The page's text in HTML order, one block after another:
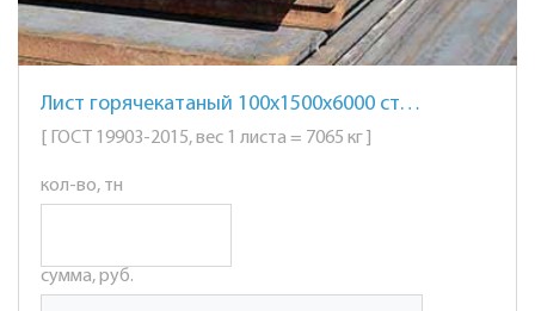
Лист горячекатаный 100х1500х6000 ст. 30ХГСА
[ ГОСТ 19903-2015, вес 1 листа = 7065 кг ]
кол-во, тн
сумма, руб.